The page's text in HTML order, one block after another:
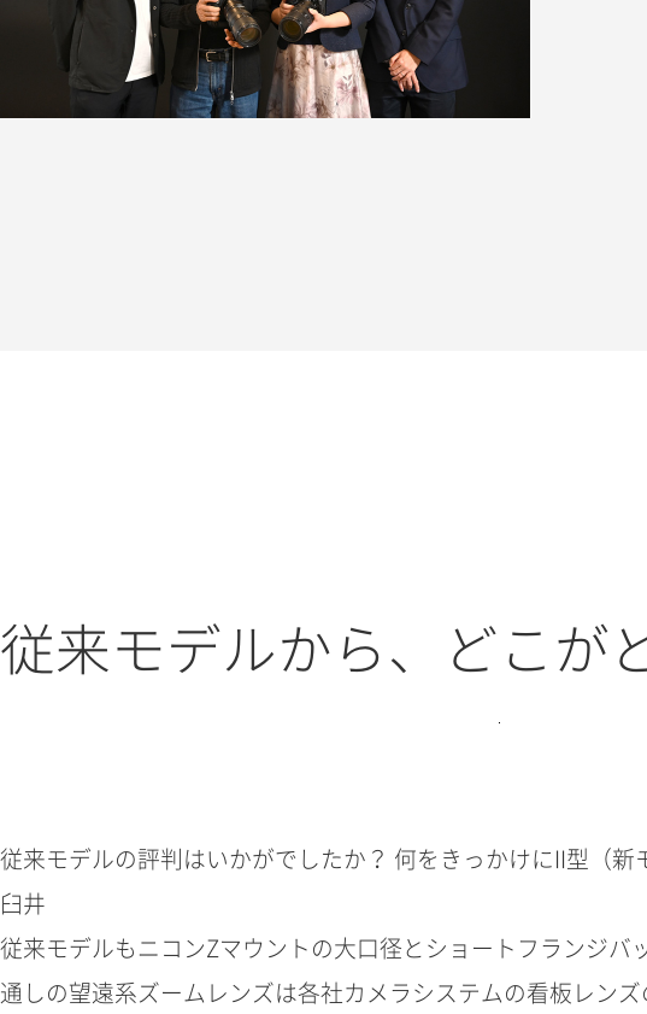
従来モデルから、どこが
従来モデルの評判はいかがでしたか？ 何をきっかけにII型（新
臼井
従来モデルもニコンZマウントの大口径とショートフランジ
通しの望遠系ズームレンズは各社カメラシステムの看板レン